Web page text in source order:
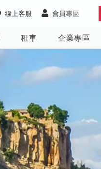
會員專區
線上客服
租車 企業專區